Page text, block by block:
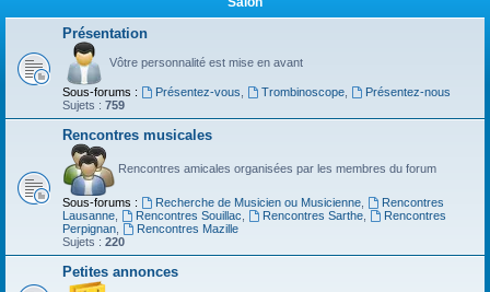
Présentation
Vôtre personnalité est mise en avant
Sous-forums : Présentez-vous Trombinoscope,
Présentez-nous
Sujets : 759
Rencontres musicales
Rencontres amicales organisées par les membres du forum
Sous-forums : Recherche de Musicien ou Musicienne,
Rencontres
Lausanne
Rencontres Souillac Rencontres Sarthe,
Rencontres
Perpignan
Rencontres Mazille
Sujets : 220
Petites annonces